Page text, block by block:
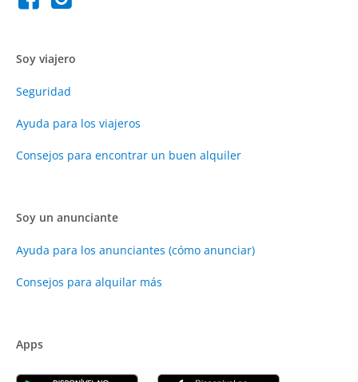
Soy viajero
Seguridad
Ayuda para los viajeros
Consejos para encontrar un buen alquiler
Soy un anunciante
Ayuda para los anunciantes (cómo anunciar)
Consejos para alquilar más
Apps